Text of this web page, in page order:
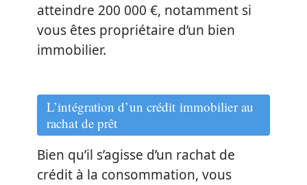
atteindre 200 000 €, notamment si
vous êtes propriétaire d’un bien
immobilier.
L’intégration d’un crédit immobilier au
rachat de prêt
Bien qu’il s’agisse d’un rachat de
crédit à la consommation, vous